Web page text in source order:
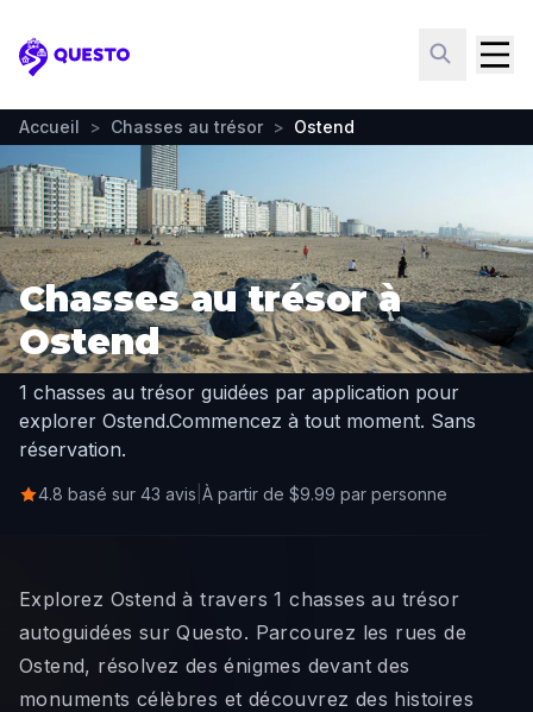
Questo
Accueil > Chasses au trésor > Ostend
Chasses au trésor à
Ostend
1 chasses au trésor guidées par application pour
explorer Ostend.Commencez à tout moment. Sans
réservation.
4.8 basé sur 43 avis À partir de $9.99 par personne
Explorez Ostend à travers 1 chasses au trésor
autoguidées sur Questo. Parcourez les rues de
Ostend, résolvez des énigmes devant des
monuments célèbres et découvrez des histoires